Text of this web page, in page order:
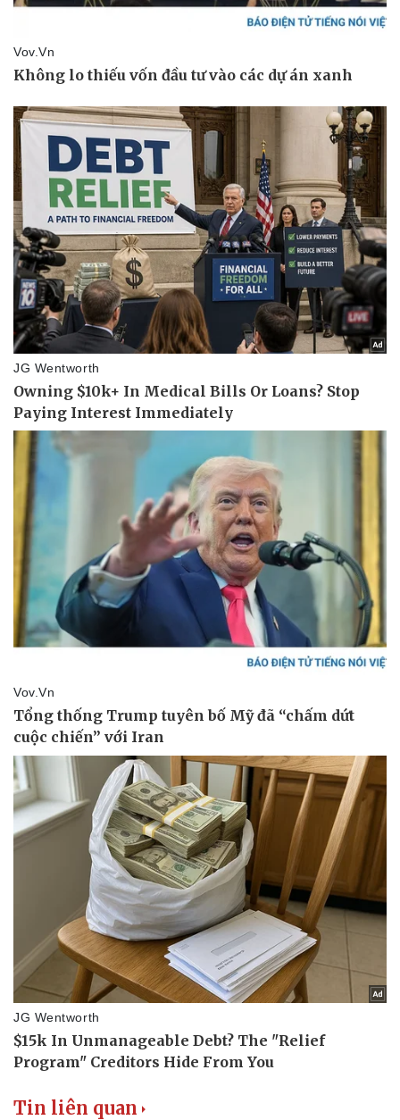
Thể thao
Lịch thi đấu bóng đá
Thế giới thể thao
Hậu trường
Ô tô - Xe máy
Xe máy
Tư vấn
Tin liên quan